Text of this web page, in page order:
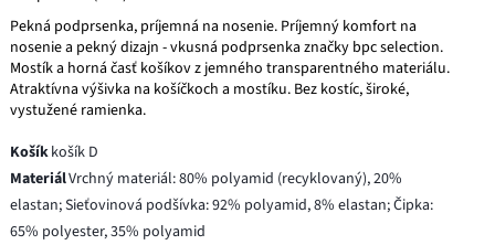
Pekná podprsenka, príjemná na nosenie. Príjemný komfort na
nosenie a pekný dizajn - vkusná podprsenka značky bpc selection.
Mostík a horná časť košíkov z jemného transparentného materiálu.
Atraktívna výšivka na košíčkoch a mostíku. Bez kostíc, široké,
vystužené ramienka.
Košíkkošík D
MateriálVrchný materiál: 80% polyamid (recyklovaný), 20%
elastan; Sieťovinová podšívka: 92% polyamid, 8% elastan; Čipka:
65% polyester, 35% polyamid